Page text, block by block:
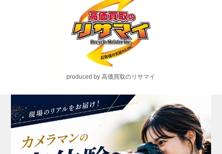
produced by 高価買取のリサマイ